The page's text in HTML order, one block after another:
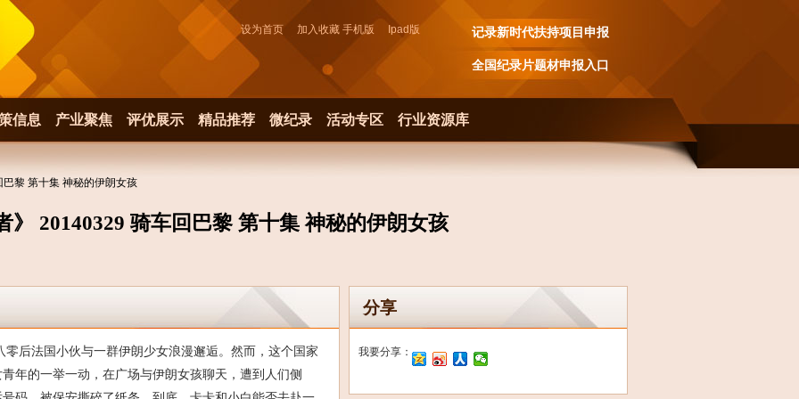
设为首页 加入收藏 手机版 Ipad 版 记录新时代扶持项目申报
全国纪录片题材申报入口
信息 产业聚焦 评优展示 精品推荐 微纪录 活动专区 行业资源库
巴黎 第十集 神秘的伊朗女孩
》 20140329 骑车回巴黎 第十集 神秘的伊朗女孩
后法国小伙与一群伊朗少女浪漫邂逅。然而，这个国家
年的一举一动，在广场与伊朗女孩聊天，遭到人们侧
分享
我要分享：